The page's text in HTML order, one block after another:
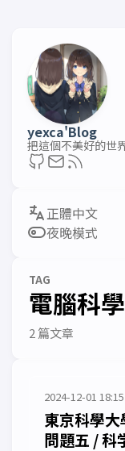
yexca'Blog
把這個不美好的世
夜晚模式
TAG
電腦科學
2 篇文章
2024-12-01
東京科學
問題五 / 科